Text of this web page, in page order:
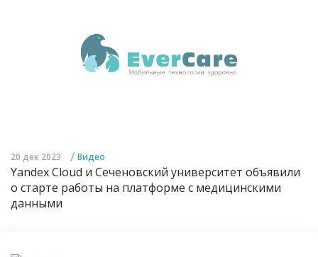
20 дек 2023 / Видео
Yandex Cloud и Сеченовский университет объявили
о старте работы на платформе с медицинскими
данными